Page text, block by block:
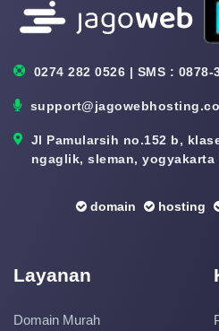
0274 282 0526 | SMS : 0878-
Jl Pamularsih no.152 b,
ngaglik, sleman, yogyakarta
domain hosting
Layanan
Domain Murah